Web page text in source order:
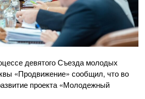
девятого Съезда молодых
«Продвижение» сообщил, что во
проекта «Молодежный